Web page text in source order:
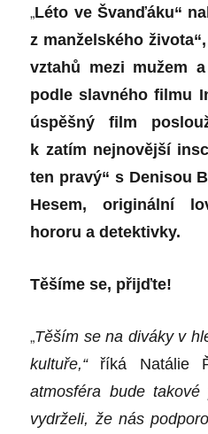
„Léto ve Švanďáku“
z manželského
vztahů mezi mužem
podle slavného filmu
úspěšný film
k zatím nejnovější
ten pravý“ s Denisou
Hesem, originální
hororu a detektivky.
Těšíme se, přijďte!
„Těším se na diváky v
kultuře,“
říká Natálie
atmosféra bude
vydrželi, že nás